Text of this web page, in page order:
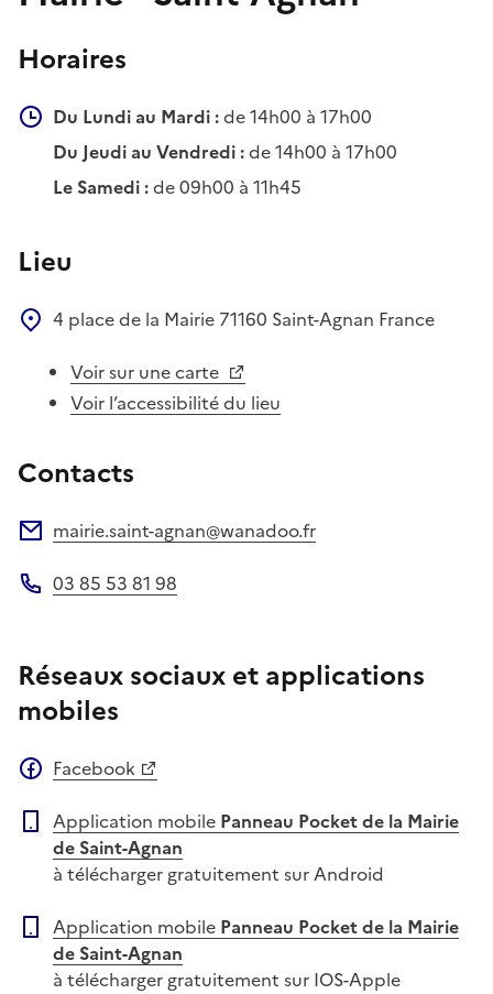
Horaires
Du Lundi au Mardi :de 14h00 à 17h00
Du Jeudi au Vendredi :de 14h00 à 17h00
Le Samedi :de 09h00 à 11h45
Lieu
4 place de la Mairie 71160 Saint-Agnan France
Voir sur une carte
Voir l’accessibilité du lieu
Contacts
mairie.saint-agnan@wanadoo.fr
03 85 53 81 98
Réseaux sociaux et applications
mobiles
Facebook
Application mobile Panneau Pocket de la Mairie
de Saint-Agnan
à télécharger gratuitement sur Android
Application mobile Panneau Pocket de la Mairie
de Saint-Agnan
à télécharger gratuitement sur IOS-Apple